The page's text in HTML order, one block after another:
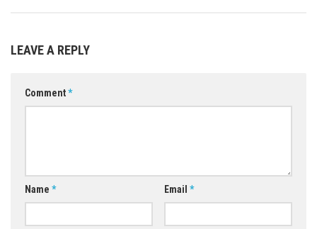
LEAVE A REPLY
Comment*
Name * Email *